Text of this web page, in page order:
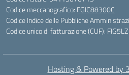
Codice meccanografico: FGIC88300C
Codice Indice delle Pubbliche
Codice unico di fatturazione (CUF): FIG5LZ
Hosting & Powered by